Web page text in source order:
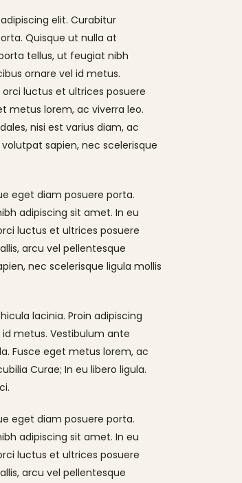
elit. Curabitur
Quisque ut nulla at
tellus, ut feugiat nibh
ornare vel id metus.
luctus et ultrices posuere
metus lorem, ac viverra leo.
nisi est varius diam, ac
sapien, nec scelerisque
eget diam posuere porta.
adipiscing sit amet. In eu
luctus et ultrices posuere
arcu vel pellentesque
nec scelerisque ligula mollis
lacinia. Proin adipiscing
metus. Vestibulum ante
Fusce eget metus lorem, ac
Curae; In eu libero ligula.
eget diam posuere porta.
adipiscing sit amet. In eu
luctus et ultrices posuere
arcu vel pellentesque